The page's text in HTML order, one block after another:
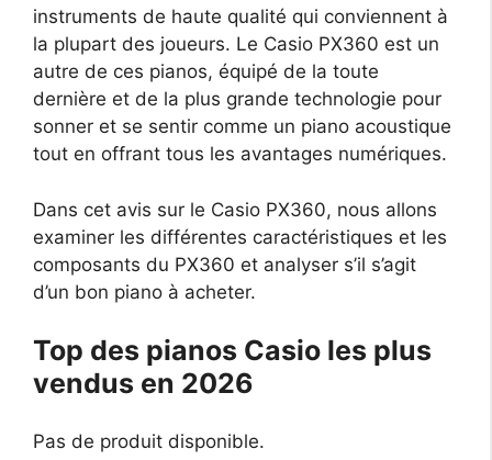
instruments de haute qualité qui conviennent à
la plupart des joueurs. Le Casio PX360 est un
autre de ces pianos, équipé de la toute
dernière et de la plus grande technologie pour
sonner et se sentir comme un piano acoustique
tout en offrant tous les avantages numériques.
Dans cet avis sur le Casio PX360, nous allons
examiner les différentes caractéristiques et les
composants du PX360 et analyser s’il s’agit
d’un bon piano à acheter.
Top des pianos Casio les plus
vendus en 2026
Pas de produit disponible.